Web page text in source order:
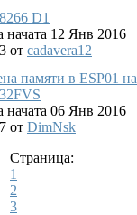
D1
начата 12 Янв 2016
от cadavera12
памяти в ESP01 на
начата 06 Янв 2016
от DimNsk
Страница:
1
2
3